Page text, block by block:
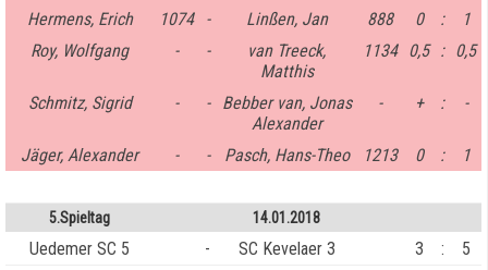
Hermens, Erich 1074 - Linßen, Jan 888 0 :
1
Roy, Wolfgang
- -
van Treeck,
Matthis
1134 0,5 : 0,5
Schmitz, Sigrid - -
Bebber van, Jonas
Alexander
- + : -
Jäger, Alexander - - Pasch, Hans-Theo 1213 0 : 1
5.Spieltag 14.01.2018
Uedemer SC 5 - SC Kevelaer 3 3 :
5